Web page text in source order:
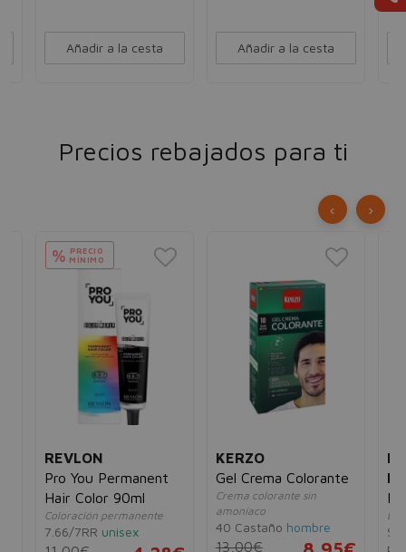
Añadir a la cesta Añadir a la cesta
Precios rebajados para ti
% PRECIO
MÍNIMO
REVLON
Pro You Permanent
Hair Color 90ml
Coloración permanente
7.66/7RR unisex
KERZO
Gel Crema Colorante
Crema colorante sin
amoníaco
40 Castaño hombre
13,00€
‹ ›